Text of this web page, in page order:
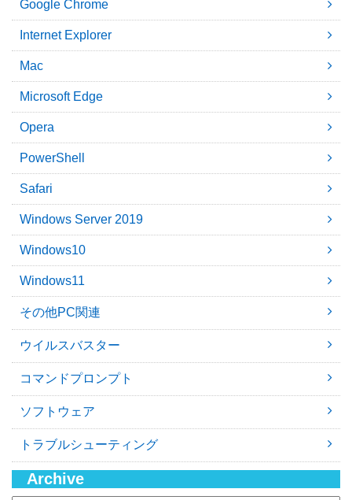
Google Chrome
Internet Explorer
Mac
Microsoft Edge
Opera
PowerShell
Safari
Windows Server 2019
Windows10
Windows11
その他PC関連
ウイルスバスター
コマンドプロンプト
ソフトウェア
トラブルシューティング
Archive